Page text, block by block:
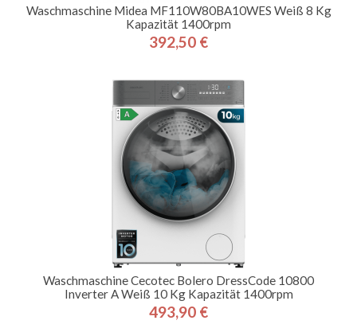
Waschmaschine Midea MF110W80BA10WES Weiß 8 Kg
Kapazität 1400rpm
Preis
392,50 €
Waschmaschine Cecotec Bolero DressCode 10800
Inverter A Weiß 10 Kg Kapazität 1400rpm
Preis
493,90 €